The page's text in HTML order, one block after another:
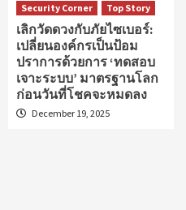
Security Corner
Top Story
เลิกวัดดวงกับภัยไซเบอร์:
เปลี่ยนองค์กรเป็นป้อม
ปราการด้วยการ ‘ทดสอบ
เจาะระบบ’ มาตรฐานโลก
ก่อนวันที่โชคจะหมดลง
December 19, 2025